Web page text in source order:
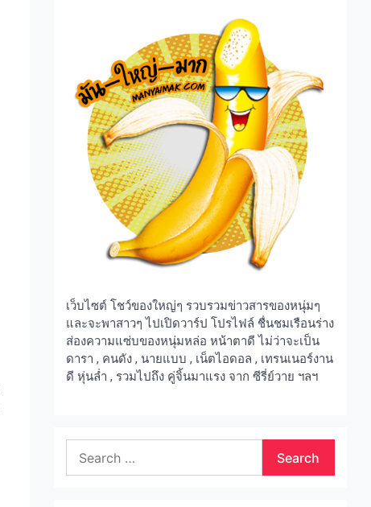
เว็บไซต์ โชว์ของใหญ่ๆ รวบรวมข่าวสารของหนุ่มๆ
และจะพาสาวๆ ไปเปิดวาร์ป โปรไฟล์ ชื่นชมเรือนร่าง
ส่องความแซ่บของหนุ่มหล่อ หน้าตาดี ไม่ว่าจะเป็น
ดารา , คนดัง , นายแบบ , เน็ตไอดอล , เทรนเนอร์งาน
ดี หุ่นล่ำ , รวมไปถึง คู่จิ้นมาแรง จาก ซีรี่ย์วาย ฯลฯ
for: